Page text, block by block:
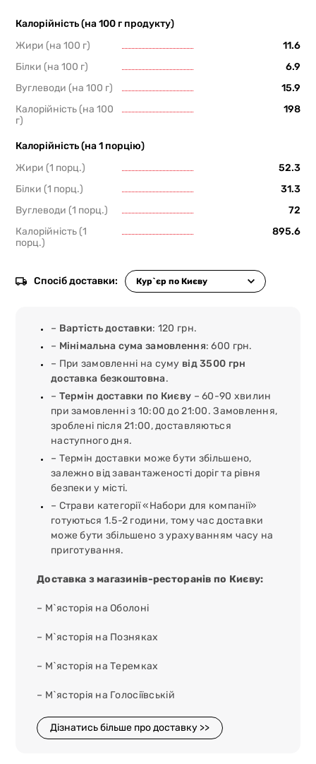
Калорійність (на 100 г продукту)
Жири (на 100 г)
11.6
Білки (на 100 г)
6.9
Вуглеводи (на 100 г)
15.9
Калорійність (на 100
г)
198
Калорійність (на 1 порцію)
Жири (1 порц.)
52.3
Білки (1 порц.)
31.3
Вуглеводи (1 порц.)
72
Калорійність (1
порц.)
895.6
Спосіб доставки:
– Вартість доставки: 120 грн.
– Мінімальна сума замовлення: 600 грн.
– При замовленні на суму від 3500 грн
доставка безкоштовна.
– Термін доставки по Києву – 60-90 хвилин
при замовленні з 10:00 до 21:00. Замовлення,
зроблені після 21:00, доставляються
наступного дня.
– Термін доставки може бути збільшено,
залежно від завантаженості доріг та рівня
безпеки у місті.
– Страви категорії «Набори для компанії»
готуються 1.5-2 години, тому час доставки
може бути збільшено з урахуванням часу на
приготування.
Доставка з магазинів-ресторанів по Києву:
– М`ясторія на Оболоні
– М`ясторія на Позняках
– М`ясторія на Теремках
– М`ясторія на Голосіївській
Дізнатись більше про доставку >>